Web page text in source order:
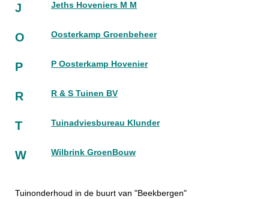
J Jeths Hoveniers M M
O Oosterkamp Groenbeheer
P P Oosterkamp Hovenier
R R & S Tuinen BV
T Tuinadviesbureau Klunder
W Wilbrink GroenBouw
Tuinonderhoud in de buurt van "Beekbergen"